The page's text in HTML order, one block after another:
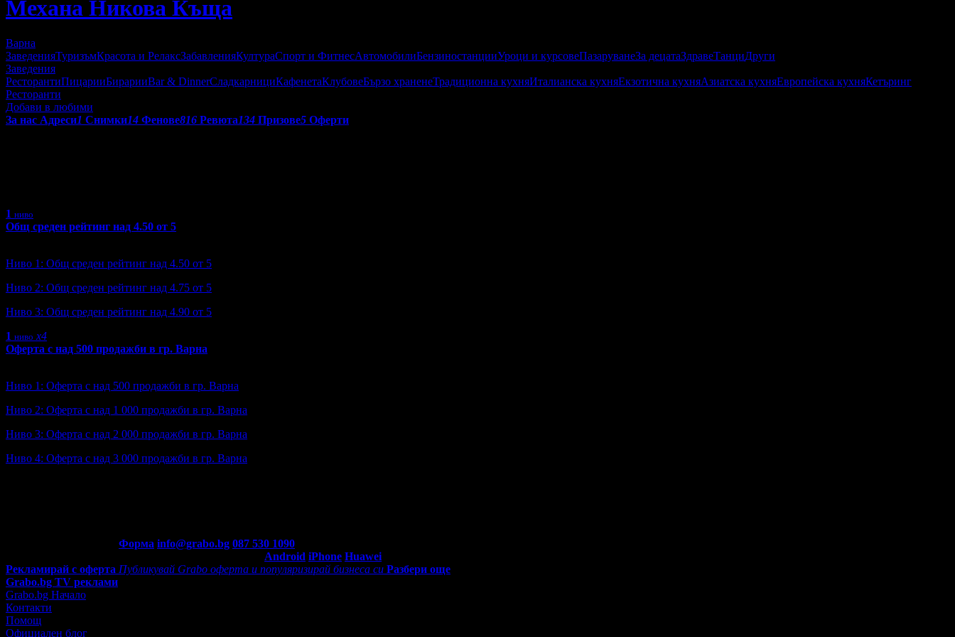
Механа Никова Къща
Варна
ЗаведенияТуризъмКрасота и РелаксЗабавленияКултураСпорт и ФитнесАвтомобилиБензиностанцииУроци и курсовеПазаруванеЗа децатаЗдравеТанциДруги
Заведения
РесторантиПицарииБирарииBar & DinnerСладкарнициКафенетаКлубовеБързо храненеТрадиционна кухняИталианска кухняЕкзотична кухняАзиатска кухняЕвропейска кухняКетъринг
Ресторанти
Добави в любими
За нас Адреси1 Снимки14 Фенове816 Ревюта134 Призове5 Оферти
1 ниво
Общ среден рейтинг над 4.50 от 5
Ниво 1: Общ среден рейтинг над 4.50 от 5
Ниво 2: Общ среден рейтинг над 4.75 от 5
Ниво 3: Общ среден рейтинг над 4.90 от 5
1 ниво x4
Оферта с над 500 продажби в гр. Варна
Ниво 1: Оферта с над 500 продажби в гр. Варна
Ниво 2: Оферта с над 1 000 продажби в гр. Варна
Ниво 3: Оферта с над 2 000 продажби в гр. Варна
Ниво 4: Оферта с над 3 000 продажби в гр. Варна
Форма info@grabo.bg 087 530 1090
Android iPhone Huawei
Рекламирай с оферта Публикувай Grabo оферта и популяризирай бизнеса си Разбери още
Grabo.bg TV реклами
Grabo.bg Начало
Контакти
Помощ
Официален блог